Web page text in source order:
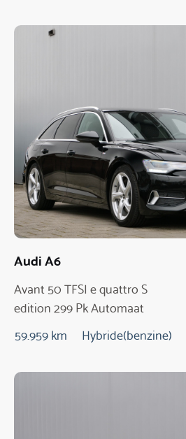
Audi A6
Avant 50 TFSI e quattro S
edition 299 Pk Automaat
59.959 km Hybride(benzine)